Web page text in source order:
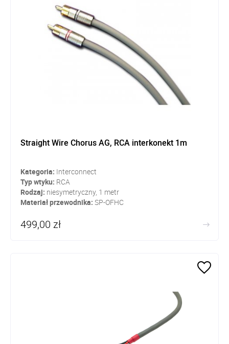
Straight Wire Chorus AG, RCA interkonekt 1m
Kategoria: Interconnect
Typ wtyku: RCA
Rodzaj: niesymetryczny, 1 metr
Materiał przewodnika: SP-OFHC
499,00 zł